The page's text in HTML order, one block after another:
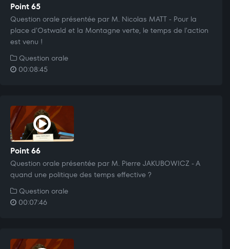
Point 65
Question orale présentée par M. Nicolas MATT - Pour la
place d'Ostwald et la Montagne verte, le temps de l'action
est venu !
Question orale
00:08:45
Point 66
Question orale présentée par M. Pierre JAKUBOWICZ - A
quand une politique des temps effective ?
Question orale
00:07:46